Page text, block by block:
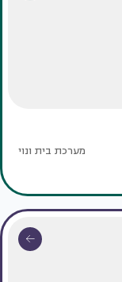
מערכת בית ונוי